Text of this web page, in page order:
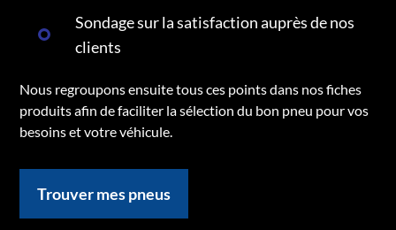
Sondage sur la satisfaction auprès de nos
clients
Nous regroupons ensuite tous ces points dans nos fiches
produits afin de faciliter la sélection du bon pneu pour vos
besoins et votre véhicule.
Trouver mes pneus